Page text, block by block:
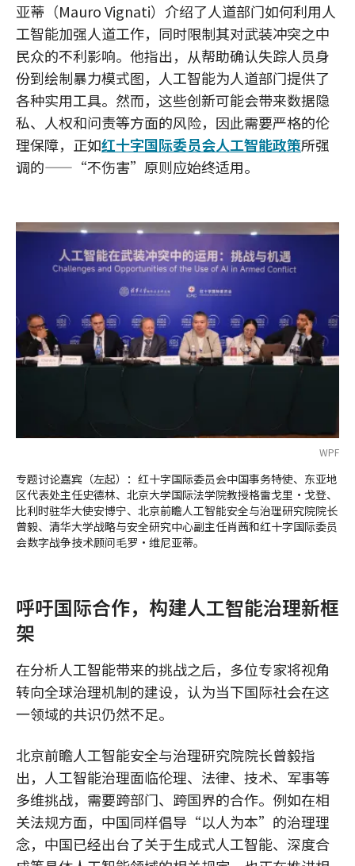
亚蒂（Mauro Vignati）介绍了人道部门如何利用人
工智能加强人道工作，同时限制其对武装冲突之中
民众的不利影响。他指出，从帮助确认失踪人员身
份到绘制暴力模式图，人工智能为人道部门提供了
各种实用工具。然而，这些创新可能会带来数据隐
私、人权和问责等方面的风险，因此需要严格的伦
理保障，正如红十字国际委员会人工智能政策所强
调的——“不伤害”原则应始终适用。
WPF
专题讨论嘉宾（左起）：红十字国际委员会中国事务特使、东亚地
区代表处主任史德林、北京大学国际法学院教授格雷戈里·戈登、
比利时驻华大使安博宁、北京前瞻人工智能安全与治理研究院院长
曾毅、清华大学战略与安全研究中心副主任肖茜和红十字国际委员
会数字战争技术顾问毛罗·维尼亚蒂。
呼吁国际合作，构建人工智能治理新框
架
在分析人工智能带来的挑战之后，多位专家将视角
转向全球治理机制的建设，认为当下国际社会在这
一领域的共识仍然不足。
北京前瞻人工智能安全与治理研究院院长曾毅指
出，人工智能治理面临伦理、法律、技术、军事等
多维挑战，需要跨部门、跨国界的合作。例如在相
关法规方面，中国同样倡导“以人为本”的治理理
念，中国已经出台了关于生成式人工智能、深度合